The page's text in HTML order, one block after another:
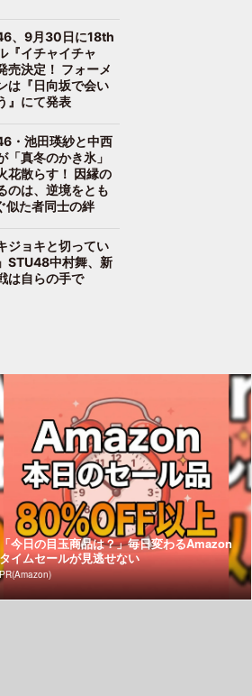
、9月30日に18th
『イチャイチャ
売決定！ フォーメ
は『日向坂で会い
』にて発表
・池田瑛紗と中西
「真冬のかき氷」
花散らす！ 因縁の
のは、逆境をとも
似た者同士の絆
ジョキと切ってい
STU48中村舞、新
は自らの手で
スポーツ
「今日の目玉商品は？」毎日変わるAmazon
タイムセールが見逃せない
PR(Amazon)